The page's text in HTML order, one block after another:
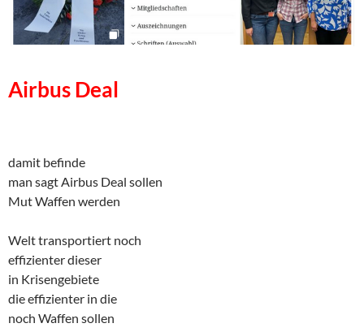
Airbus Deal
damit befinde
man sagt Airbus Deal sollen
Mut Waffen werden
Welt transportiert noch
effizienter dieser
in Krisengebiete
die effizienter in die
noch Waffen sollen